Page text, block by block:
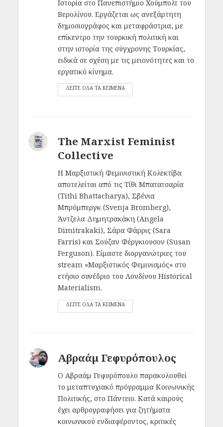
Ιστορία στο Πανεπιστήμιο Χούμπολτ του
Βερολίνου. Εργάζεται ως ανεξάρτητη
δημοσιογράφος και μεταφράστρια, με
επίκεντρο την τουρκική πολιτική και
στην ιστορία της σύγχρονης Τουρκίας,
ειδικά σε σχέση με τις μειονότητες και το
εργατικό κίνημα.
ΔΕΙΤΕ ΟΛΑ ΤΑ ΚΕΙΜΕΝΑ
The Marxist Feminist
Collective
Η Μαρξιστική Φεμινιστική Κολεκτίβα
αποτελείται από τις Τίθι Μπατατσαρία
(Tithi Bhattacharya), Σβένια
Μπρόμπεργκ (Svenja Bromberg),
Άντζελα Δημητρακάκη (Angela
Dimitrakaki), Σάρα Φάρρις (Sara
Farris) και Σούζαν Φέργκιουσον (Susan
Ferguson). Είμαστε διοργανώτριες του
stream «Μαρξιστικός Φεμινισμός» στο
ετήσιο συνέδριο του Λονδίνου Historical
Materialism.
ΔΕΙΤΕ ΟΛΑ ΤΑ ΚΕΙΜΕΝΑ
Αβραάμ Γεφυρόπουλος
Ο Αβραάμ Γεφυρόπουλο παρακολουθεί
το μεταπτυχιακό πρόγραμμα Κοινωνικής
Πολιτικής, στο Πάντειο. Κατά καιρούς
έχει αρθρογραφήσει για ζητήματα
κοινωνικού ενδιαφέροντος, κριτικές